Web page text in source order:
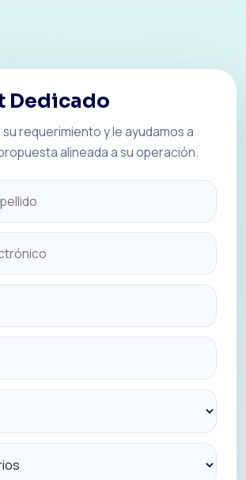
Dedicado
requerimiento y le ayudamos a
alineada a su operación.